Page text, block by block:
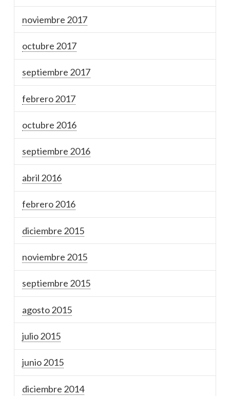
noviembre 2017
octubre 2017
septiembre 2017
febrero 2017
octubre 2016
septiembre 2016
abril 2016
febrero 2016
diciembre 2015
noviembre 2015
septiembre 2015
agosto 2015
julio 2015
junio 2015
diciembre 2014